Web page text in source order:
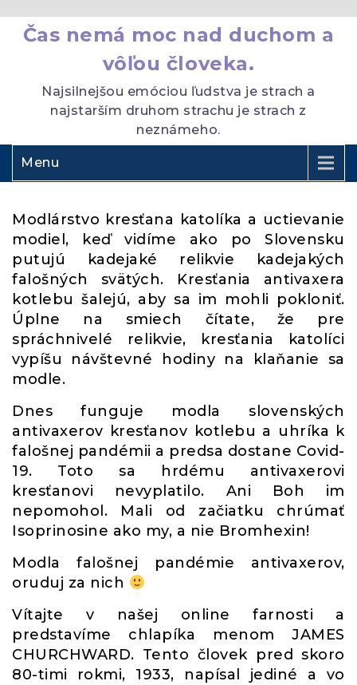
Čas nemá moc nad duchom a
vôľou človeka.
Najsilnejšou emóciou ľudstva je strach a
najstarším druhom strachu je strach z
neznámeho.
Menu
Modlárstvo kresťana katolíka a uctievanie
modiel, keď vidíme ako po Slovensku
putujú kadejaké relikvie kadejakých
falošných svätých. Kresťania antivaxera
kotlebu šalejú, aby sa im mohli pokloniť.
Úplne na smiech čítate, že pre
spráchnivelé relikvie, kresťania katolíci
vypíšu návštevné hodiny na klaňanie sa
modle.
Dnes funguje modla slovenských
antivaxerov kresťanov kotlebu a uhríka k
falošnej pandémii a predsa dostane Covid-
19. Toto sa hrdému antivaxerovi
kresťanovi nevyplatilo. Ani Boh im
nepomohol. Mali od začiatku chrúmať
Isoprinosine ako my, a nie Bromhexin!
Modla falošnej pandémie antivaxerov,
oruduj za nich
Vítajte v našej online farnosti a
predstavíme chlapíka menom JAMES
CHURCHWARD. Tento človek pred skoro
80-timi rokmi, 1933, napísal jediné a vo